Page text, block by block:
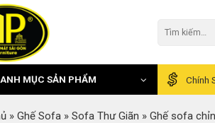
kiếm:
MỤC SẢN PHẨM Chính
» Ghế Sofa » Sofa Thư Giãn » Ghế sofa